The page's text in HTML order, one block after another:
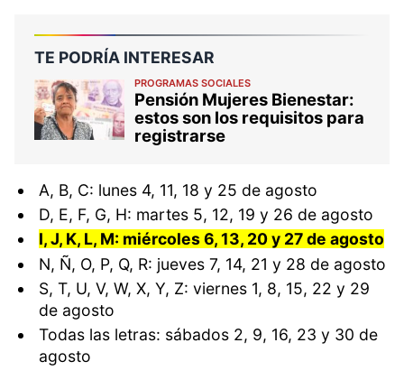
TE PODRÍA INTERESAR
PROGRAMAS SOCIALES
Pensión Mujeres Bienestar:
estos son los requisitos para
registrarse
A, B, C: lunes 4, 11, 18 y 25 de agosto
D, E, F, G, H: martes 5, 12, 19 y 26 de agosto
I, J, K, L, M: miércoles 6, 13, 20 y 27 de agosto
N, Ñ, O, P, Q, R: jueves 7, 14, 21 y 28 de agosto
S, T, U, V, W, X, Y, Z: viernes 1, 8, 15, 22 y 29
de agosto
Todas las letras: sábados 2, 9, 16, 23 y 30 de
agosto